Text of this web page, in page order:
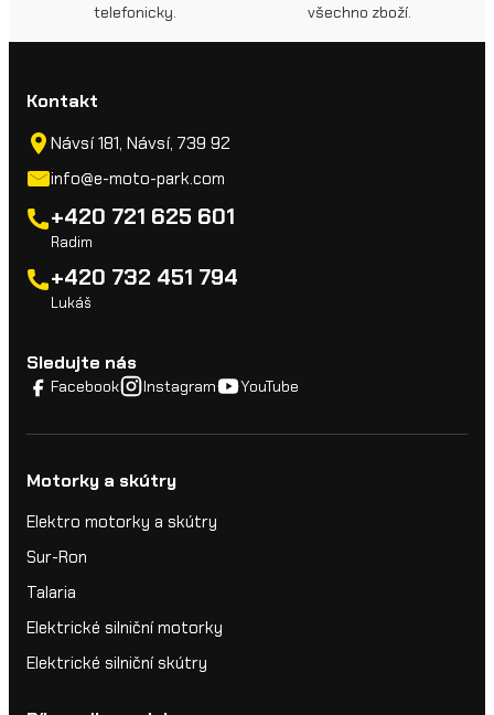
telefonicky.
všechno zboží.
Kontakt
Návsí 181, Návsí, 739 92
info@e-moto-park.com
+420 721 625 601
Radim
+420 732 451 794
Lukáš
Sledujte nás
Facebook Instagram YouTube
Motorky a skútry
Elektro motorky a skútry
Sur-Ron
Talaria
Elektrické silniční motorky
Elektrické silniční skútry